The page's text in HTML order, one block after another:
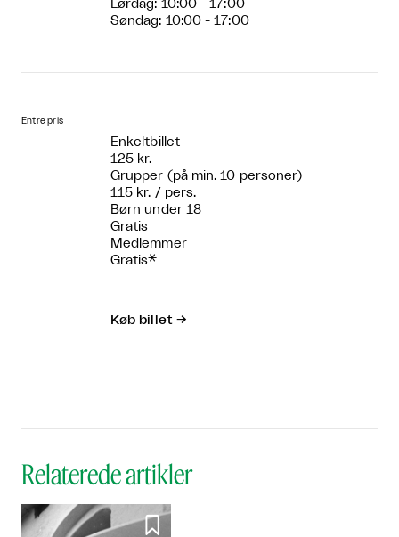
Lørdag: 10:00 - 17:00
Søndag: 10:00 - 17:00
Entre pris
Enkeltbillet
125 kr.
Grupper (på min. 10 personer)
115 kr. / pers.
Børn under 18
Gratis
Medlemmer
Gratis*
Køb billet →
Relaterede artikler
